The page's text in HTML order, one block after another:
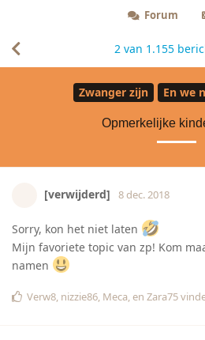
Forum
Zwanger zijn En we
Opmerkelijke
2 van 1.155
[verwijderd] 8 dec. 2018
Sorry, kon het niet laten
Mijn favoriete topic van zp! Kom
namen
Verw8, nizzie86, Meca, en Zara75